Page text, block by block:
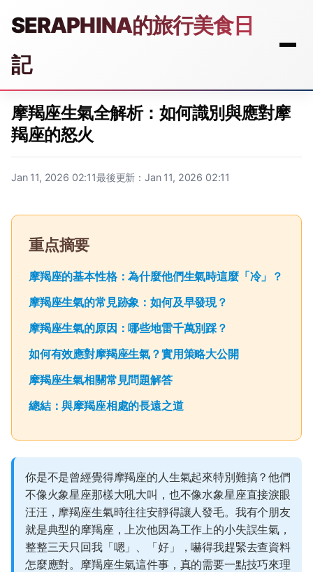
SERAPHINA的旅行美食日
記
摩羯座生氣全解析：如何識別與應對摩
羯座的怒火
Jan 11, 2026 02:11最後更新：Jan 11, 2026 02:11
重点摘要
摩羯座的基本性格：為什麼他們生氣時這麼「冷」？
摩羯座生氣的常見跡象：如何及早發現？
摩羯座生氣的原因：哪些地雷千萬別踩？
如何有效應對摩羯座生氣？實用策略大公開
摩羯座生氣相關常見問題解答
總結：與摩羯座相處的長遠之道
你是不是曾經覺得摩羯座的人生氣起來特別難搞？他們
不像火象星座那樣大吼大叫，也不像水象星座直接淚眼
汪汪，摩羯座生氣時往往安靜得讓人發毛。我有个朋友
就是典型的摩羯座，上次他因為工作上的小失誤生氣，
整整三天只回我「嗯」、「好」，嚇得我趕緊去查資料
怎麼應對。摩羯座生氣這件事，真的需要一點技巧來理